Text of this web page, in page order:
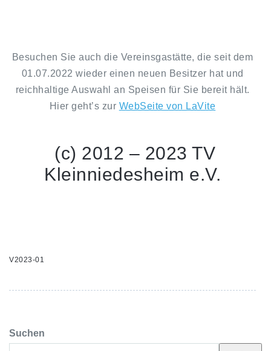
Besuchen Sie auch die Vereinsgastätte, die seit dem
01.07.2022 wieder einen neuen Besitzer hat und
reichhaltige Auswahl an Speisen für Sie bereit hält.
Hier geht’s zur WebSeite von LaVite
(c) 2012 – 2023 TV
Kleinniedesheim e.V.
V2023-01
Suchen